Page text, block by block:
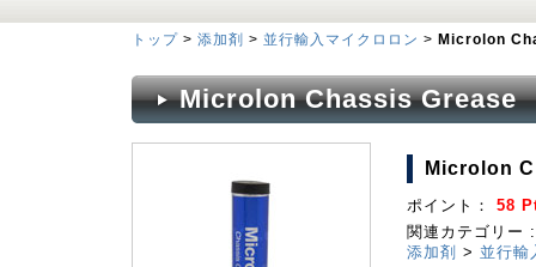
トップ > 添加剤 > 並行輸入マイクロロン > Microlon
Microlon Chassis Grease
Microlon
ポイント： 58
関連カテゴリー :
添加剤 > 並行輸